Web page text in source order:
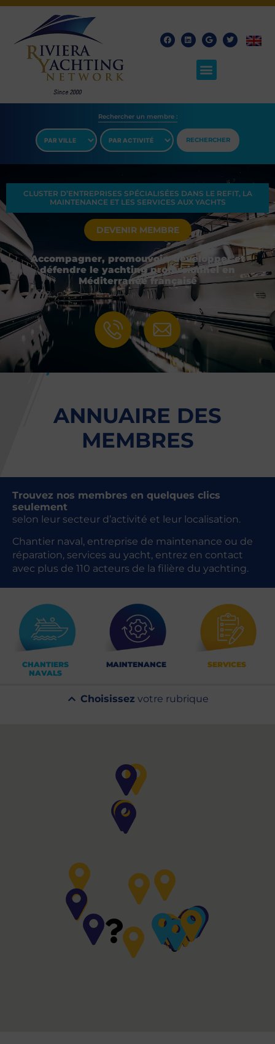
Rechercher un membre​ :
RECHERCHER
CLUSTER D’ENTREPRISES SPÉCIALISÉES DANS LE REFIT, LA
MAINTENANCE ET LES SERVICES AUX YACHTS
DEVENIR MEMBRE
Accompagner, promouvoir, développer et
défendre le yachting professionnel en
Méditerranée française
ANNUAIRE DES
MEMBRES
Trouvez nos membres en quelques clics
seulement
selon leur secteur d’activité et leur localisation.
Chantier naval, entreprise de maintenance ou de
réparation, services au yacht, entrez en contact
avec plus de 110 acteurs de la filière du yachting.
CHANTIERS
NAVALS
MAINTENANCE SERVICES
Choisissez votre rubrique